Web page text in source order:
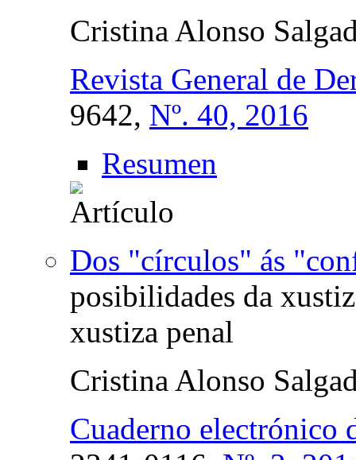
Cristina Alonso
Revista General de
9642, Nº. 40, 2016
Resumen
Dos "círculos" ás
posibilidades da
xustiza penal
Cristina Alonso
Cuaderno electrónico